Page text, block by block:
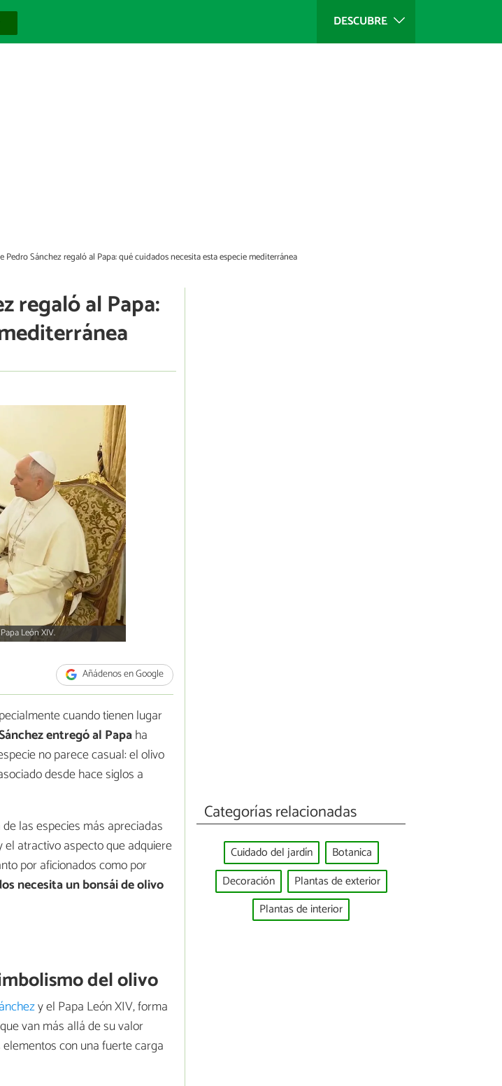
DESCUBRE
Pedro Sánchez regaló al Papa: qué cuidados necesita esta especie mediterránea
regaló al Papa:
León XIV.
Añádenos en Google
cuando tienen lugar
entregó al Papaha
no parece casual: el olivo
desde hace siglos a
las especies más apreciadas
el atractivo aspecto que adquiere
por aficionados como por
necesita un bonsái de olivo
del olivo
y el Papa León XIV, forma
van más allá de su valor
con una fuerte carga
Categorías relacionadas
Cuidado del jardín
Botanica
Decoración
Plantas de exterior
Plantas de interior